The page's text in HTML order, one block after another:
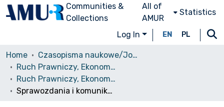
Communities &
Collections
All of
AMUR
Statistics
Log In EN PL
Home
Czasopisma naukowe/Journals
Ruch Prawniczy, Ekonomiczny i Socjologiczny
Ruch Prawniczy, Ekonomiczny i Socjologiczny, 1969, nr 2
Sprawozdania i komunikaty RPEiS 31(2), 1969